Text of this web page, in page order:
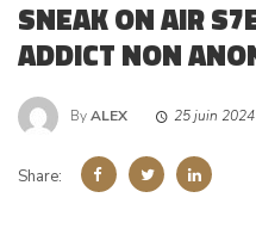
SNEAK ON AIR
ADDICT NON
ByALEX 25 juin 2024
Share: